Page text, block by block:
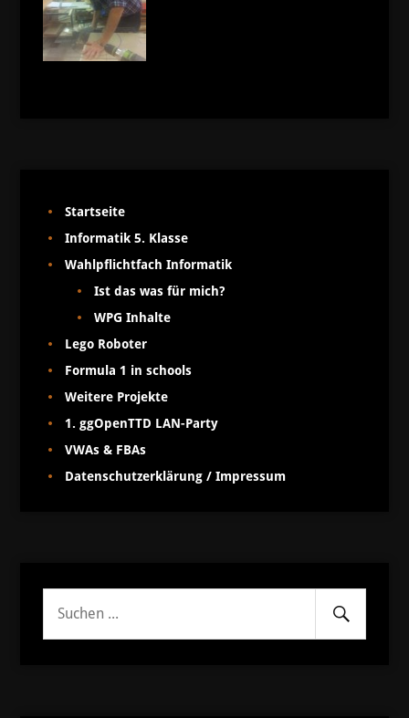
Startseite
Informatik 5. Klasse
Wahlpflichtfach Informatik
Ist das was für mich?
WPG Inhalte
Lego Roboter
Formula 1 in schools
Weitere Projekte
1. ggOpenTTD LAN-Party
VWAs & FBAs
Datenschutzerklärung / Impressum
Suche
Senden